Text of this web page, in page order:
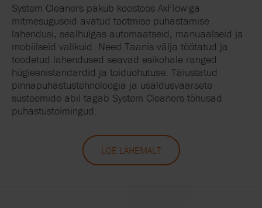
System Cleaners pakub koostöös AxFlow'ga
mitmesuguseid avatud tootmise puhastamise
lahendusi, sealhulgas automaatseid, manuaalseid ja
mobiilseid valikuid. Need Taanis välja töötatud ja
toodetud lahendused seavad esikohale ranged
hügieenistandardid ja toiduohutuse. Täiustatud
pinnapuhastustehnoloogia ja usaldusväärsete
süsteemide abil tagab System Cleaners tõhusad
puhastustoimingud.
LOE LÄHEMALT